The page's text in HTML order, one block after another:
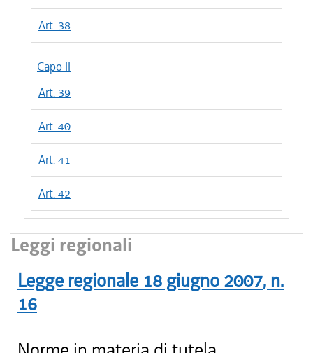
Art. 38
Capo II
Art. 39
Art. 40
Art. 41
Art. 42
Leggi regionali
Legge regionale 18 giugno 2007, n.
16